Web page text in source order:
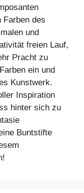
Farben des
und
freien Lauf,
Pracht zu
ein und
Kunstwerk.
Inspiration
hinter sich zu
Buntstifte